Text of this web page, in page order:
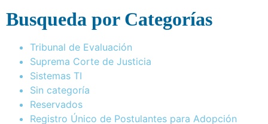
Busqueda por Categorías
Tribunal de Evaluación
Suprema Corte de Justicia
Sistemas TI
Sin categoría
Reservados
Registro Único de Postulantes para Adopción